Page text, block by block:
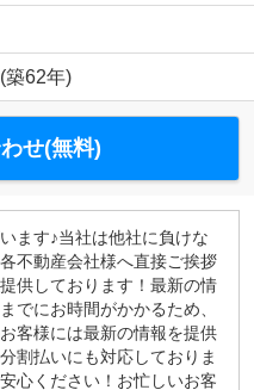
築62年)
せ(無料)
ます♪当社は他社に負けな
不動産会社様へ直接ご挨拶
供しております！最新の情
でにお時間がかかるため、
客様には最新の情報を提供
割払いにも対応しておりま
心ください！お忙しいお客